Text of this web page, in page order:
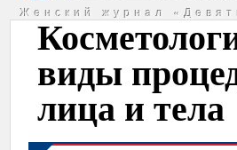
Женский журнал
виды
лица и тела